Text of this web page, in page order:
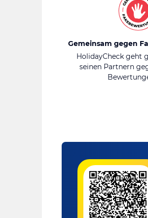
Gemeinsam gegen
HolidayCheck geht
seinen Partnern